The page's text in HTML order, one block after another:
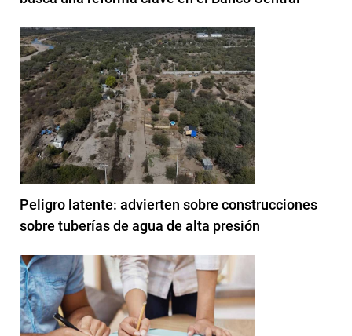
Peligro latente: advierten sobre construcciones
sobre tuberías de agua de alta presión